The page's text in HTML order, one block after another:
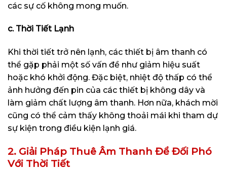
các sự cố không mong muốn.
c. Thời Tiết Lạnh
Khi thời tiết trở nên lạnh, các thiết bị âm thanh có
thể gặp phải một số vấn đề như giảm hiệu suất
hoặc khó khởi động. Đặc biệt, nhiệt độ thấp có thể
ảnh hưởng đến pin của các thiết bị không dây và
làm giảm chất lượng âm thanh. Hơn nữa, khách mời
cũng có thể cảm thấy không thoải mái khi tham dự
sự kiện trong điều kiện lạnh giá.
2. Giải Pháp Thuê Âm Thanh Để Đối Phó
Với Thời Tiết